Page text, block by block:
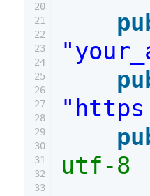
20
21
22
23
24
25
26
27
28
29
30
31
32
33
utf-8